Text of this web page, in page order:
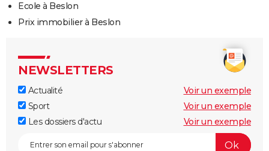
Ecole à Beslon
Prix immobilier à Beslon
NEWSLETTERS
Actualité
Voir un exemple
Sport
Voir un exemple
Les dossiers d'actu
Voir un exemple